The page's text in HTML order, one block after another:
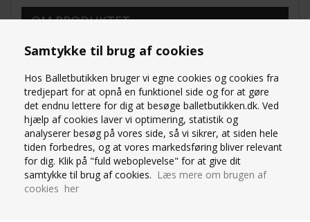
Samtykke til brug af cookies
Hos Balletbutikken bruger vi egne cookies og cookies fra
tredjepart for at opnå en funktionel side og for at gøre
det endnu lettere for dig at besøge balletbutikken.dk. Ved
hjælp af cookies laver vi optimering, statistik og
analyserer besøg på vores side, så vi sikrer, at siden hele
tiden forbedres, og at vores markedsføring bliver relevant
for dig. Klik på "fuld weboplevelse" for at give dit
samtykke til brug af cookies. Læs mere om brugen af
cookies her
OM PRODUKTET
SPØRG OS
Denne todelte kortærmede net-balletdragt til piger
har et unikt snit. Den V-formede ryg fremhæves af
en elegant detalje, der blander forskellige materialer.
Super elegant balletdragt til piger.
Materiale: Polyamid, elastan og net
Sammensætning: 78% polyamid – 22% elastan.